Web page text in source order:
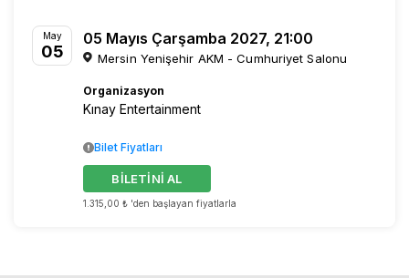
May
05
05 Mayıs Çarşamba 2027, 21:00
Mersin Yenişehir AKM - Cumhuriyet Salonu
Organizasyon
Kınay Entertainment
1.315,00 ₺ 'den başlayan fiyatlarla
BİLETİNİ AL
Bilet Fiyatları